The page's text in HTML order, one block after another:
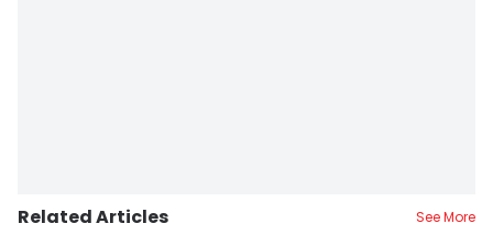
Related Articles See More